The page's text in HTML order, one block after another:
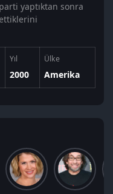
yaptıktan sonra
Yıl
2000
Ülke
Amerika